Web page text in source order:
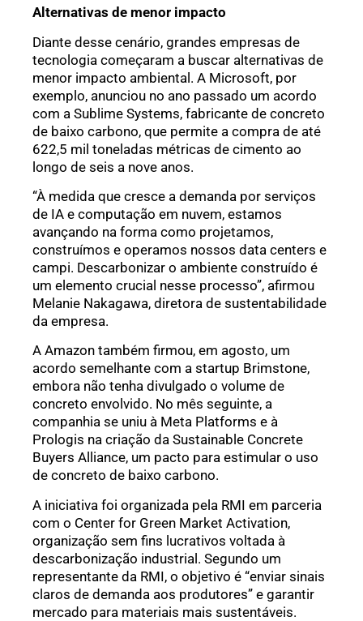
Alternativas de menor impacto
Diante desse cenário, grandes empresas de
tecnologia começaram a buscar alternativas de
menor impacto ambiental. A Microsoft, por
exemplo, anunciou no ano passado um acordo
com a Sublime Systems, fabricante de concreto
de baixo carbono, que permite a compra de até
622,5 mil toneladas métricas de cimento ao
longo de seis a nove anos.
“À medida que cresce a demanda por serviços
de IA e computação em nuvem, estamos
avançando na forma como projetamos,
construímos e operamos nossos data centers e
campi. Descarbonizar o ambiente construído é
um elemento crucial nesse processo”, afirmou
Melanie Nakagawa, diretora de sustentabilidade
da empresa.
A Amazon também firmou, em agosto, um
acordo semelhante com a startup Brimstone,
embora não tenha divulgado o volume de
concreto envolvido. No mês seguinte, a
companhia se uniu à Meta Platforms e à
Prologis na criação da Sustainable Concrete
Buyers Alliance, um pacto para estimular o uso
de concreto de baixo carbono.
A iniciativa foi organizada pela RMI em parceria
com o Center for Green Market Activation,
organização sem fins lucrativos voltada à
descarbonização industrial. Segundo um
representante da RMI, o objetivo é “enviar sinais
claros de demanda aos produtores” e garantir
mercado para materiais mais sustentáveis.